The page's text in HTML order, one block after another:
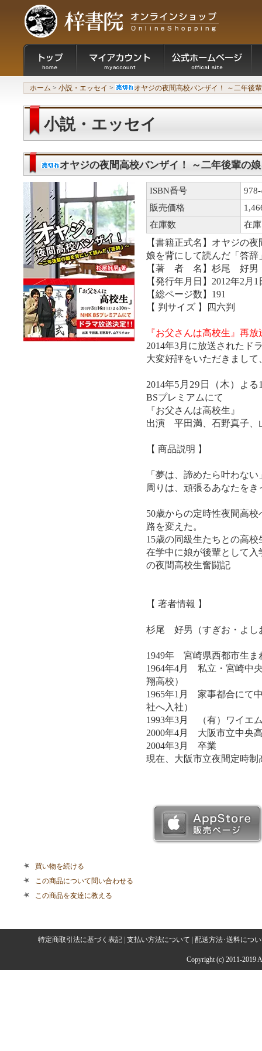
ホーム > 小説・エッセイ > オヤジの夜間高校バンザイ！ ～二年後
小説・エッセイ
オヤジの夜間高校バンザイ！ ～二年後輩の
ISBN番号
販売価格
在庫数
在
【書籍正式名】オヤジの
娘を背にして読んだ「答辞
【著 者 名】杉尾 好男
【発行年月日】2012年2月1
【総ページ数】191
【 判サイズ 】四六判
『お父さんは高校生』再
2014年3月に放送されたド
大変好評をいただきまし
2014年5月29日（木） よる
BSプレミアムにて
『お父さんは高校生』
出演 平田満、石野真子、
【 商品説明 】
「夢は、諦めたら叶わない
周りは、頑張るあなたを
50歳からの定時性夜間高
路を変えた。
15歳の同級生たちとの高校
在学中に娘が後輩として
の夜間高校生奮闘記
【 著者情報 】
杉尾 好男（すぎお・よし
1949年 宮崎県西都市生ま
1964年4月 私立・宮崎中
翔高校）
1965年1月 家事都合に
社へ入社）
1993年3月 （有）ワイエ
2000年4月 大阪市立中央
2004年3月 卒業
現在、大阪市立夜間定時
買い物を続ける
この商品について問い合わせる
この商品を友達に教える
特定商取引法に基づく表記 支払い方法について 配送方法･送料につ
Copyright (c) 2011-2019